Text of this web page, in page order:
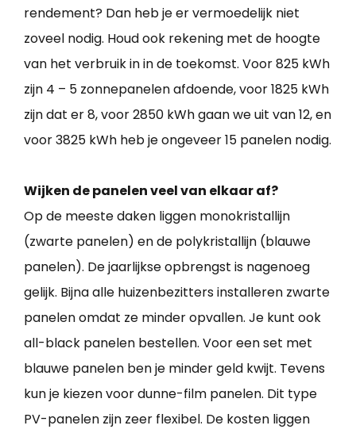
rendement? Dan heb je er vermoedelijk niet
zoveel nodig. Houd ook rekening met de hoogte
van het verbruik in in de toekomst. Voor 825 kWh
zijn 4 – 5 zonnepanelen afdoende, voor 1825 kWh
zijn dat er 8, voor 2850 kWh gaan we uit van 12, en
voor 3825 kWh heb je ongeveer 15 panelen nodig.
Wijken de panelen veel van elkaar af?
Op de meeste daken liggen monokristallijn
(zwarte panelen) en de polykristallijn (blauwe
panelen). De jaarlijkse opbrengst is nagenoeg
gelijk. Bijna alle huizenbezitters installeren zwarte
panelen omdat ze minder opvallen. Je kunt ook
all-black panelen bestellen. Voor een set met
blauwe panelen ben je minder geld kwijt. Tevens
kun je kiezen voor dunne-film panelen. Dit type
PV-panelen zijn zeer flexibel. De kosten liggen